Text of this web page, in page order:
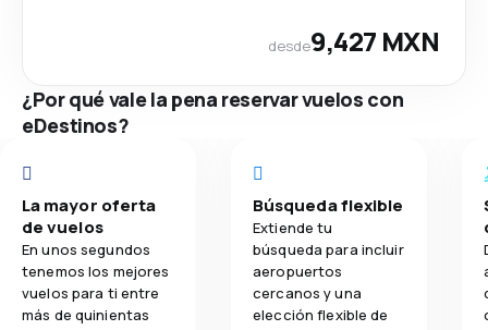
desde9,427 MXN
¿Por qué vale la pena reservar vuelos con
eDestinos?
La mayor oferta
de vuelos
En unos segundos
tenemos los mejores
vuelos para ti entre
más de quinientas
Búsqueda flexible
Extiende tu
búsqueda para incluir
aeropuertos
cercanos y una
elección flexible de